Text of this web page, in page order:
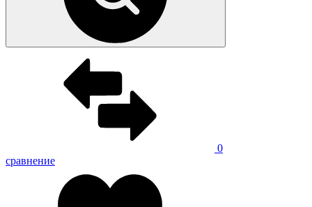
0
сравнение